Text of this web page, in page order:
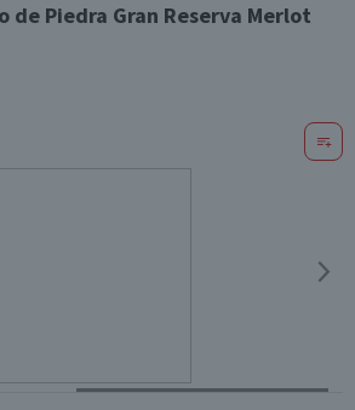
de Piedra Gran Reserva Merlot